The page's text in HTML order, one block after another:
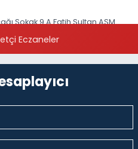
Sokak 9 A Fatih Sultan ASM
Eczaneler